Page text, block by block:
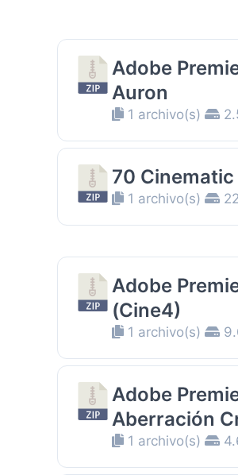
Adobe
Auron
1 archivo(s)
70 Cinematic
1 archivo(s)
Adobe
(Cine4)
1 archivo(s)
Adobe
Aberración
1 archivo(s)